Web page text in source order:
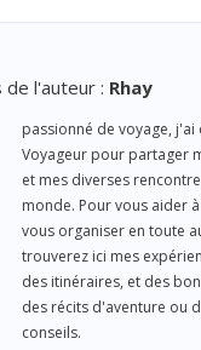
de l'auteur: Rhay
passionné de voyage,
Voyageur pour partager
et mes diverses
monde. Pour vous aider
vous organiser en toute
trouverez ici mes
des itinéraires, et des
des récits d'aventure ou
conseils.